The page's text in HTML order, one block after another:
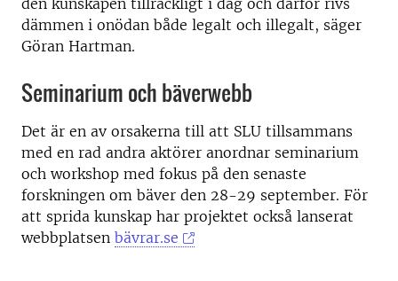
den kunskapen tillräckligt i dag och därför rivs
dämmen i onödan både legalt och illegalt, säger
Göran Hartman.
Seminarium och bäverwebb
Det är en av orsakerna till att SLU tillsammans
med en rad andra aktörer anordnar seminarium
och workshop med fokus på den senaste
forskningen om bäver den 28-29 september. För
att sprida kunskap har projektet också lanserat
webbplatsen bävrar.se